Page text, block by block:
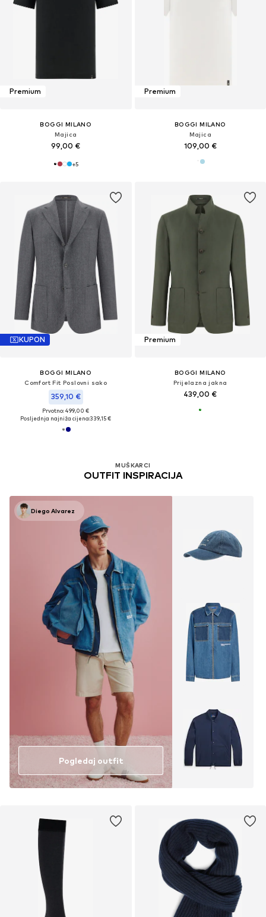
Premium
BOGGI MILANO
Majica
99,00 €
+5
Premium
BOGGI MILANO
Majica
109,00 €
KUPON
BOGGI MILANO
Comfort Fit Poslovni sako
359,10 €
Prvotno: 499,00 €
Posljednja najniža cijena:339,15 €
MUŠKARCI
OUTFIT INSPIRACIJA
Diego Alvarez
Pogledaj outfit
Premium
BOGGI MILANO
Prijelazna jakna
439,00 €